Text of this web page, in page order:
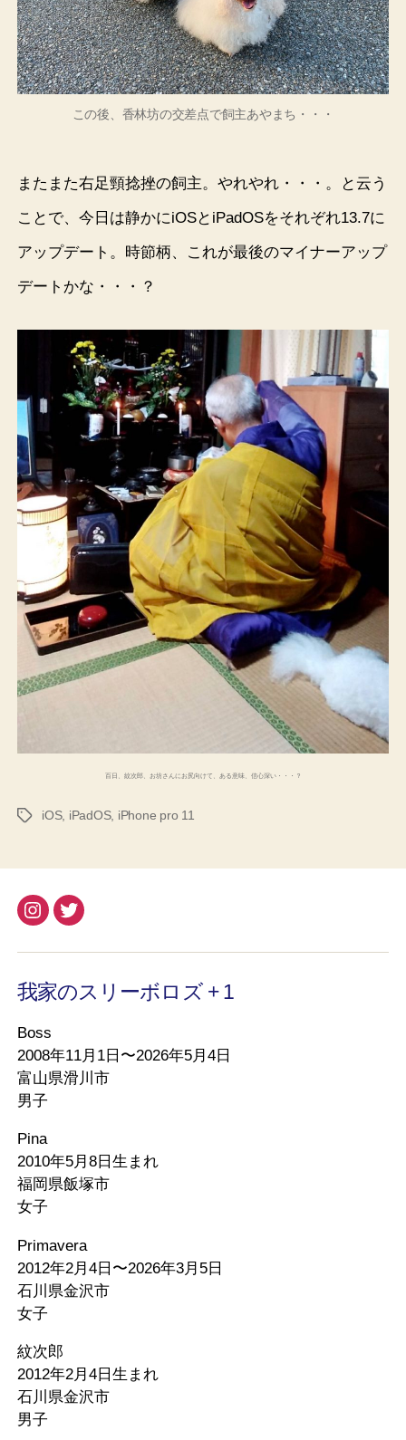
この後、香林坊の交差点で飼主あやまち・・・
またまた右足頸捻挫の飼主。やれやれ・・・。と云う
ことで、今日は静かにiOSとiPadOSをそれぞれ13.7に
アップデート。時節柄、これが最後のマイナーアップ
デートかな・・・？
百日、紋次郎、お坊さんにお尻向けて、ある意味、信心深い・・・？
タ
iOS, iPadOS, iPhone pro 11
Instagram
Twitter
我家のスリーボロズ + 1
Boss
2008年11月1日〜2026年5月4日
富山県滑川市
男子
Pina
2010年5月8日生まれ
福岡県飯塚市
女子
Primavera
2012年2月4日〜2026年3月5日
石川県金沢市
女子
紋次郎
2012年2月4日生まれ
石川県金沢市
男子